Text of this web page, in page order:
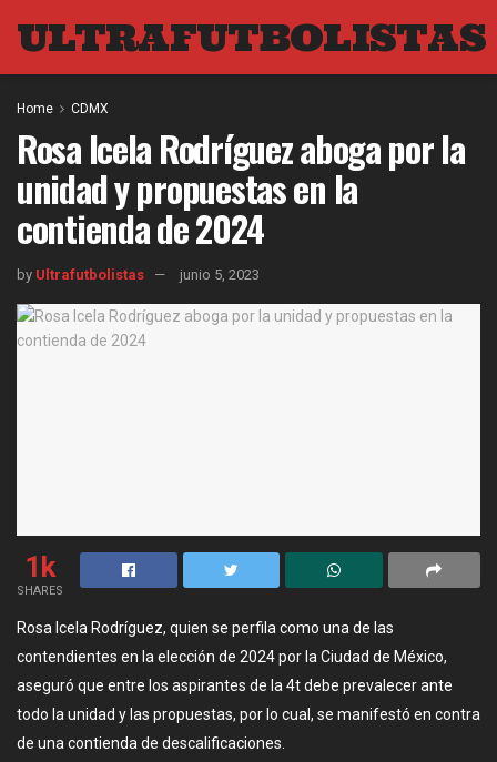
ULTRAFUTBOLISTAS
Home CDMX
Rosa Icela Rodríguez aboga por la
unidad y propuestas en la
contienda de 2024
by Ultrafutbolistas junio 5, 2023
1k
SHARES
Rosa Icela Rodríguez, quien se perfila como una de las
contendientes en la elección de 2024 por la Ciudad de México,
aseguró que entre los aspirantes de la 4t debe prevalecer ante
todo la unidad y las propuestas, por lo cual, se manifestó en contra
de una contienda de descalificaciones.